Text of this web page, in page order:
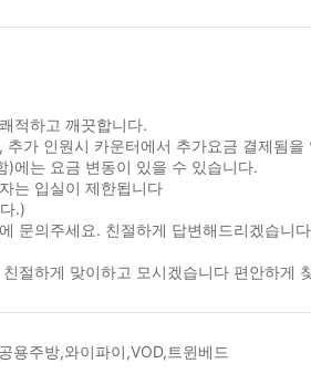
적하고 깨끗합니다.
가 인원시 카운터에서 추가요금 결제됨을
)에는 요금 변동이 있을 수 있습니다.
는 입실이 제한됩니다
.)
문의주세요. 친절하게 답변해드리겠습니
절하게 맞이하고 모시겠습니다 편안하게
용주방,와이파이,VOD,트윈베드